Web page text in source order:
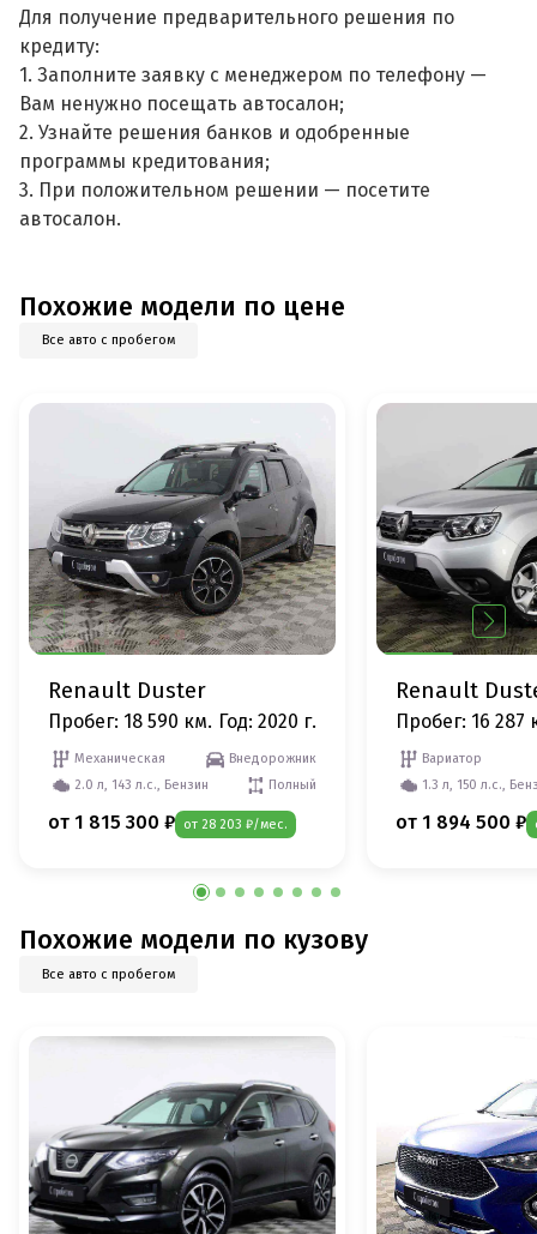
Для получение предварительного решения по
кредиту:
1. Заполните заявку с менеджером по телефону —
Вам ненужно посещать автосалон;
2. Узнайте решения банков и одобренные
программы кредитования;
3. При положительном решении — посетите
автосалон.
Похожие модели по цене
Все авто с пробегом
Renault Duster
Пробег: 18 590 км. Год: 2020 г.
Механическая
Внедорожник
2.0 л, 143 л.с., Бензин
Полный
от 1 815 300 ₽ от 28 203 ₽/мес.
Renault
Пробег: 16 287
Вариатор
1.3 л, 150 л.с.,
от 1 894 500 ₽
Похожие модели по кузову
Все авто с пробегом